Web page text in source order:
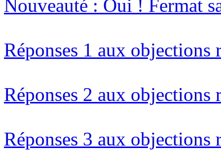
Nouveauté : Oui ! Fermat
Réponses 1 aux objections
Réponses 2 aux objections
Réponses 3 aux objections